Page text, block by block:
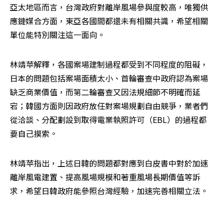
亞太地區而言，台灣政府對離岸風場參與度較高，唯獨供
應鏈媒合方面，東亞各國間都還未有相關共識，希望相關
單位能特別關注這一面向。
林靖苹解釋，各國案場建制過程都受到不同程度的阻礙，
日本的問題包括案場面積太小、首輪審查中政府認為案場
缺乏商業價值，而第二輪審查又因法規細節不明確而延
宕；韓國方面則因政府放任對案場規劃自由競爭，業者們
從洽談、分配劃設到取得電業執照許可（EBL）的過程都
要自己摸索。
林靖苹指出，上述日韓的問題都對應到白皮書中對於加速
離岸風電建置、提高風場規模和著重風場長期價值等訴
求，希望日韓政府能參照台灣經驗，加速完善相關立法。